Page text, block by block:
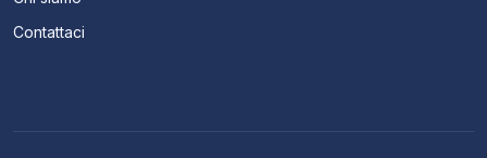
Contattaci